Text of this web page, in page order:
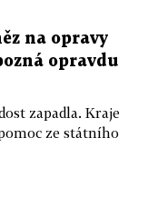
na opravy
opravdu
zapadla. Kraje
ze státního